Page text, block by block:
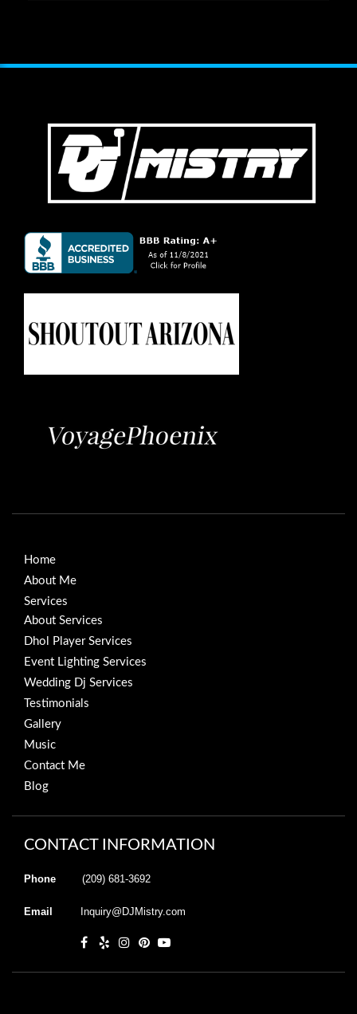
Home
About Me
Services
About Services
Dhol Player Services
Event Lighting Services
Wedding Dj Services
Testimonials
Gallery
Music
Contact Me
Blog
CONTACT INFORMATION
Phone (209) 681-3692
Email Inquiry@DJMistry.com